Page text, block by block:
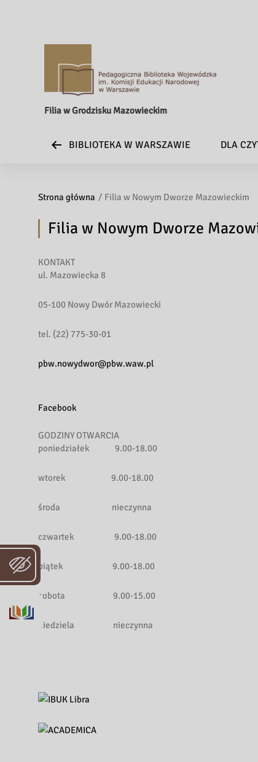
Filia w Grodzisku Mazowieckim
BIBLIOTEKA W WARSZAWIE DLA
Strona główna Filia w Nowym Dworze Mazowieckim
Filia w Nowym Dworze
KONTAKT
ul. Mazowiecka 8
05-100 Nowy Dwór Mazowiecki
tel. (22) 775-30-01
pbw.nowydwor@pbw.waw.pl
Facebook
GODZINY OTWARCIA
poniedziałek 9.00-18.00
wtorek 9.00-18.00
środa nieczynna
czwartek 9.00-18.00
piątek 9.00-18.00
sobota 9.00-15.00
niedziela nieczynna